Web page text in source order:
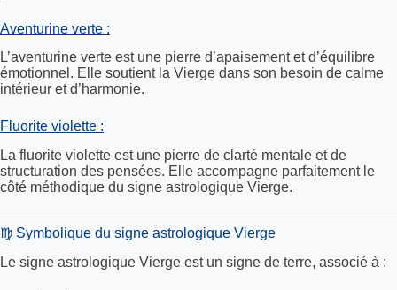
Aventurine verte :
L’aventurine verte est une pierre d’apaisement et d’équilibre
émotionnel. Elle soutient la Vierge dans son besoin de calme
intérieur et d’harmonie.
Fluorite violette :
La fluorite violette est une pierre de clarté mentale et de
structuration des pensées. Elle accompagne parfaitement le
côté méthodique du signe astrologique Vierge.
♍ Symbolique du signe astrologique Vierge
Le signe astrologique Vierge est un signe de terre, associé à :